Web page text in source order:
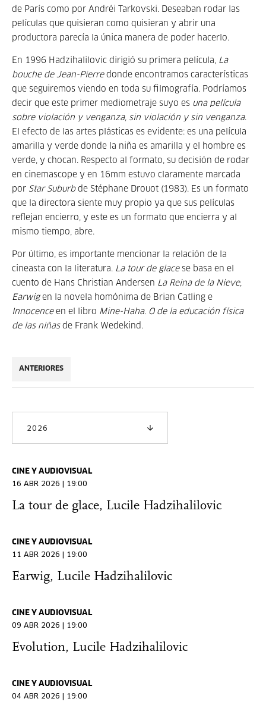
de París como por Andréi Tarkovski. Deseaban rodar las
películas que quisieran como quisieran y abrir una
productora parecía la única manera de poder hacerlo.
En 1996 Hadzihalilovic dirigió su primera película, La
bouche de Jean-Pierredonde encontramos características
que seguiremos viendo en toda su filmografía. Podríamos
decir que este primer mediometraje suyo es una película
sobre violación y venganza, sin violación y sin venganza.
El efecto de las artes plásticas es evidente: es una película
amarilla y verde donde la niña es amarilla y el hombre es
verde, y chocan. Respecto al formato, su decisión de rodar
en cinemascope y en 16mm estuvo claramente marcada
por Star Suburb de Stéphane Drouot (1983). Es un formato
que la directora siente muy propio ya que sus películas
reflejan encierro, y este es un formato que encierra y al
mismo tiempo, abre.
Por último, es importante mencionar la relación de la
cineasta con la literatura. La tour de glace se basa en el
cuento de Hans Christian Andersen La Reina de la Nieve,
Earwigen la novela homónima de Brian Catling e
Innocence en el libro Mine-Haha. O de la educación física
de las niñas de Frank Wedekind.
ANTERIORES
2026
CINE Y AUDIOVISUAL
16 ABR 2026 | 19:00
La tour de glace, Lucile Hadzihalilovic
CINE Y AUDIOVISUAL
11 ABR 2026 | 19:00
Earwig, Lucile Hadzihalilovic
CINE Y AUDIOVISUAL
09 ABR 2026 | 19:00
Evolution, Lucile Hadzihalilovic
CINE Y AUDIOVISUAL
04 ABR 2026 | 19:00